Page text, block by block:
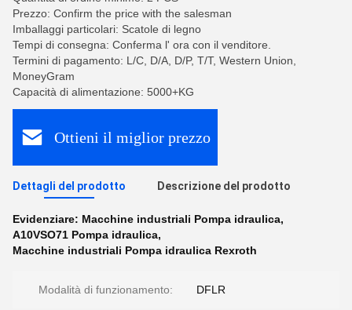
Prezzo: Confirm the price with the salesman
Imballaggi particolari: Scatole di legno
Tempi di consegna: Conferma l' ora con il venditore.
Termini di pagamento: L/C, D/A, D/P, T/T, Western Union,
MoneyGram
Capacità di alimentazione: 5000+KG
Ottieni il miglior prezzo
Dettagli del prodotto Descrizione del prodotto
Evidenziare: Macchine industriali Pompa idraulica,
A10VSO71 Pompa idraulica,
Macchine industriali Pompa idraulica Rexroth
Modalità di funzionamento: DFLR